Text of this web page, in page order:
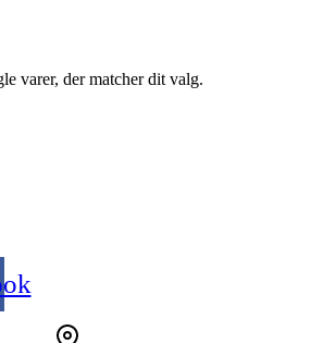
varer, der matcher dit valg.